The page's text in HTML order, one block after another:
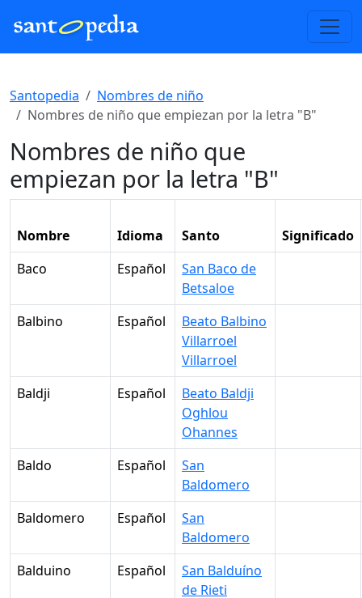
Santopedia
Nombres de niño
Nombres de niño que empiezan por la letra "B"
Nombres de niño que
empiezan por la letra "B"
Nombre Idioma Santo
Significado
Baco
Español
San Baco de
Betsaloe
Balbino
Español
Beato Balbino
Villarroel
Villarroel
Baldji
Español
Beato Baldji
Oghlou
Ohannes
Baldo
Español
San
Baldomero
Baldomero
Español
San
Baldomero
Balduino
Español
San Balduíno
de Rieti